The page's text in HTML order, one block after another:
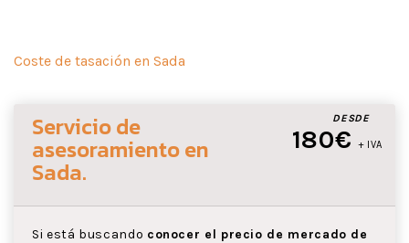
Coste de tasación en Sada
DESDE
180€ + IVA
Servicio de
asesoramientoen
Sada.
Si está buscando conocer el precio de mercado de